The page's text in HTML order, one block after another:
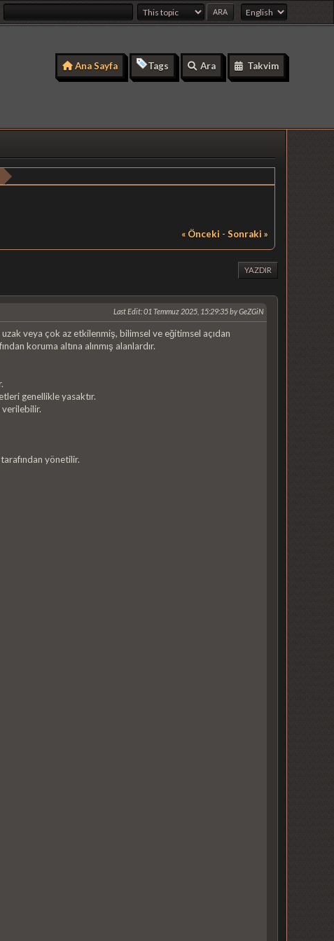
Ana Sayfa Tags Ara Takvim
« Önceki - Sonraki »
YAZDIR
Last Edit: 01 Temmuz 2025, 15:29:35 by GeZGiN
veya çok az etkilenmiş, bilimsel ve eğitimsel açıdan
koruma altına alınmış alanlardır.
genellikle yasaktır.
verilebilir.
yönetilir.